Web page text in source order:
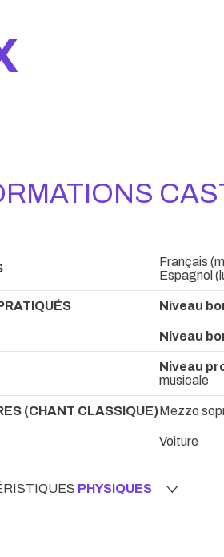
Français
Espagnol
Niveau
Niveau
Niveau
musicale
(CHANT CLASSIQUE)Mezzo
Voiture
PHYSIQUES